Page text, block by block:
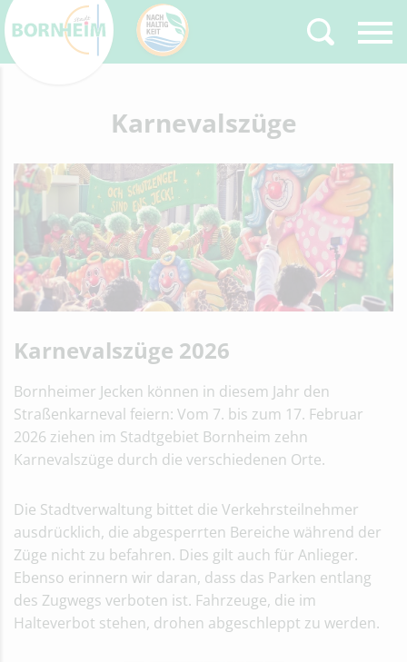
Type 2 or more
characters for results.
Karnevalszüge
Karnevalszüge 2026
Bornheimer Jecken können in diesem Jahr den
Straßenkarneval feiern: Vom 7. bis zum 17. Februar
2026 ziehen im Stadtgebiet Bornheim zehn
Karnevalszüge durch die verschiedenen Orte.
Die Stadtverwaltung bittet die Verkehrsteilnehmer
ausdrücklich, die abgesperrten Bereiche während der
Züge nicht zu befahren. Dies gilt auch für Anlieger.
Ebenso erinnern wir daran, dass das Parken entlang
des Zugwegs verboten ist. Fahrzeuge, die im
Halteverbot stehen, drohen abgeschleppt zu werden.